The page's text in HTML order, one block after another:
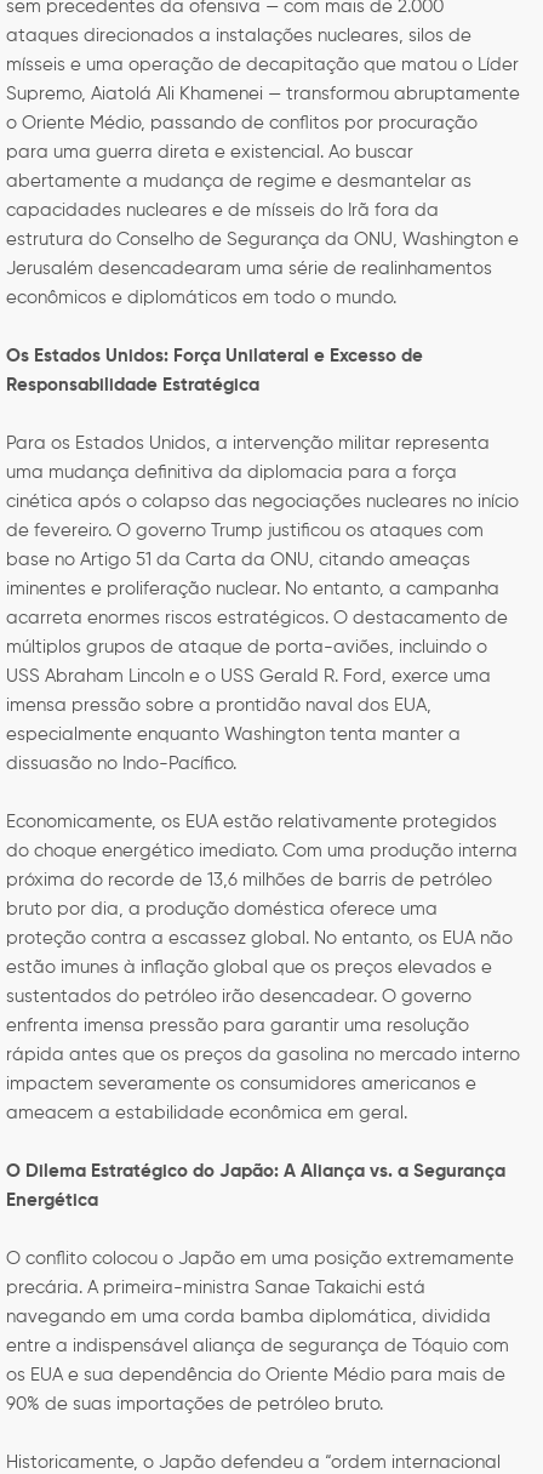
sem precedentes da ofensiva — com mais de 2.000
ataques direcionados a instalações nucleares, silos de
mísseis e uma operação de decapitação que matou o Líder
Supremo, Aiatolá Ali Khamenei — transformou abruptamente
o Oriente Médio, passando de conflitos por procuração
para uma guerra direta e existencial. Ao buscar
abertamente a mudança de regime e desmantelar as
capacidades nucleares e de mísseis do Irã fora da
estrutura do Conselho de Segurança da ONU, Washington e
Jerusalém desencadearam uma série de realinhamentos
econômicos e diplomáticos em todo o mundo.
Os Estados Unidos: Força Unilateral e Excesso de
Responsabilidade Estratégica
Para os Estados Unidos, a intervenção militar representa
uma mudança definitiva da diplomacia para a força
cinética após o colapso das negociações nucleares no início
de fevereiro. O governo Trump justificou os ataques com
base no Artigo 51 da Carta da ONU, citando ameaças
iminentes e proliferação nuclear. No entanto, a campanha
acarreta enormes riscos estratégicos. O destacamento de
múltiplos grupos de ataque de porta-aviões, incluindo o
USS Abraham Lincoln e o USS Gerald R. Ford, exerce uma
imensa pressão sobre a prontidão naval dos EUA,
especialmente enquanto Washington tenta manter a
dissuasão no Indo-Pacífico.
Economicamente, os EUA estão relativamente protegidos
do choque energético imediato. Com uma produção interna
próxima do recorde de 13,6 milhões de barris de petróleo
bruto por dia, a produção doméstica oferece uma
proteção contra a escassez global. No entanto, os EUA não
estão imunes à inflação global que os preços elevados e
sustentados do petróleo irão desencadear. O governo
enfrenta imensa pressão para garantir uma resolução
rápida antes que os preços da gasolina no mercado interno
impactem severamente os consumidores americanos e
ameacem a estabilidade econômica em geral.
O Dilema Estratégico do Japão: A Aliança vs. a Segurança
Energética
O conflito colocou o Japão em uma posição extremamente
precária. A primeira-ministra Sanae Takaichi está
navegando em uma corda bamba diplomática, dividida
entre a indispensável aliança de segurança de Tóquio com
os EUA e sua dependência do Oriente Médio para mais de
90% de suas importações de petróleo bruto.
Historicamente, o Japão defendeu a “ordem internacional